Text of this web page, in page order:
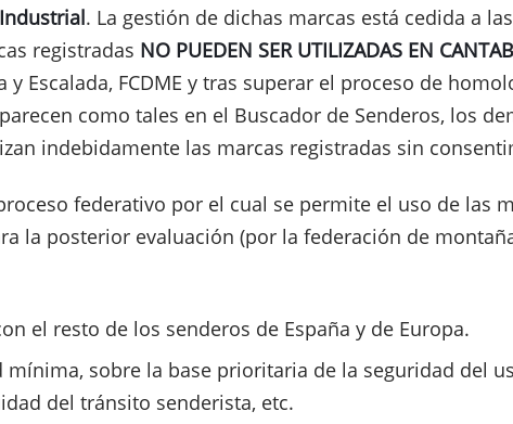
. La gestión de dichas marcas está cedida a
registradas NO PUEDEN SER UTILIZADAS EN
Escalada, FCDME y tras superar el proceso de
como tales en el Buscador de Senderos, los
indebidamente las marcas registradas sin
federativo por el cual se permite el uso de las
la posterior evaluación (por la federación de
el resto de los senderos de España y de Europa.
sobre la base prioritaria de la seguridad del
del tránsito senderista, etc.